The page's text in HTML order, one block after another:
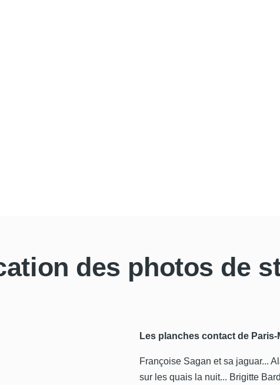
des photos de
Les planches contact de
Françoise Sagan et sa jaguar...
sur les quais la nuit... Brigitte